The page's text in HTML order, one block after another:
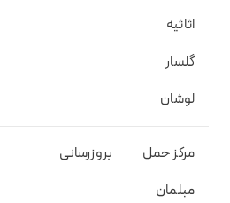
اثاثیه
گلسار
لوشان
مرکز حمل
مبلمان
بروزرسانی